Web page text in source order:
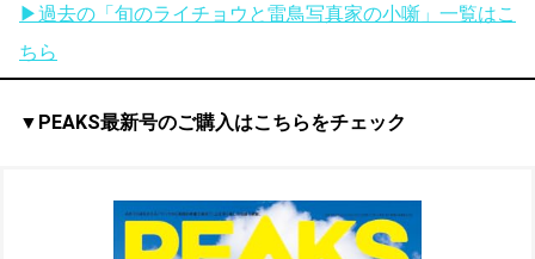
▶過去の「旬のライチョウと雷鳥写真家の小噺」一覧はこ
ちら
▼PEAKS最新号のご購入はこちらをチェック